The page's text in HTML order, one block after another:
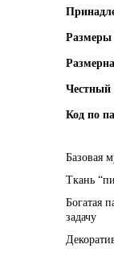
Размеры
Честный
Код по
Базовая
Ткань
Богатая
задачу